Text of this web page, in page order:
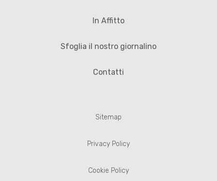
In Affitto
Sfoglia il nostro giornalino
Contatti
Sitemap
Privacy Policy
Cookie Policy